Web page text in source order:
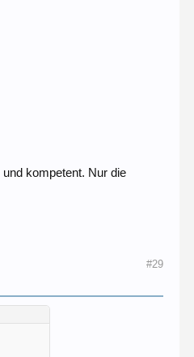
kompetent. Nur die
#29